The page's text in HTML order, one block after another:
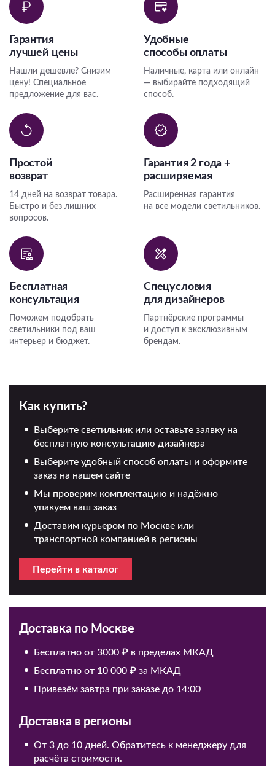
Гарантия
лучшей цены
Нашли дешевле? Снизим
цену! Специальное
предложение для вас.
Удобные
способы оплаты
Наличные, карта или онлайн
— выбирайте подходящий
способ.
Простой
возврат
14 дней на возврат товара.
Быстро и без лишних
вопросов.
Гарантия 2 года +
расширяемая
Расширенная гарантия
на все модели светильников.
Бесплатная
консультация
Поможем подобрать
светильники под ваш
интерьер и бюджет.
Спецусловия
для дизайнеров
Партнёрские программы
и доступ к эксклюзивным
брендам.
Как купить?
Выберите светильник или оставьте заявку на
бесплатную консультацию дизайнера
Выберите удобный способ оплаты и оформите
заказ на нашем сайте
Мы проверим комплектацию и надёжно
упакуем ваш заказ
Доставим курьером по Москве или
транспортной компанией в регионы
Перейти в каталог
Доставка по Москве
Бесплатно от 3000 ₽ в пределах МКАД
Бесплатно от 10 000 ₽ за МКАД
Привезём завтра при заказе до 14:00
Доставка в регионы
От 3 до 10 дней. Обратитесь к менеджеру для
расчёта стоимости.